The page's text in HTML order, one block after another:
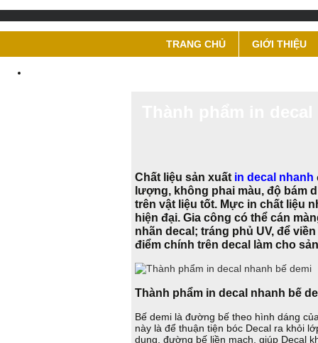
TRANG CHỦ GIỚI THIỆU
Chất liệu sản xuất in decal nhanh
lượng, không phai màu, độ bám
trên vật liệu tốt. Mực in chất liệu
hiện đại. Gia công có thể cán
nhãn decal; tráng phủ UV, để
điểm chính trên decal làm cho
Thành phẩm in decal nhanh bế
Bế demi là đường bế theo hình dáng
này là để thuận tiện bóc Decal ra khỏi
dụng, đường bế liền mạch, giúp Decal